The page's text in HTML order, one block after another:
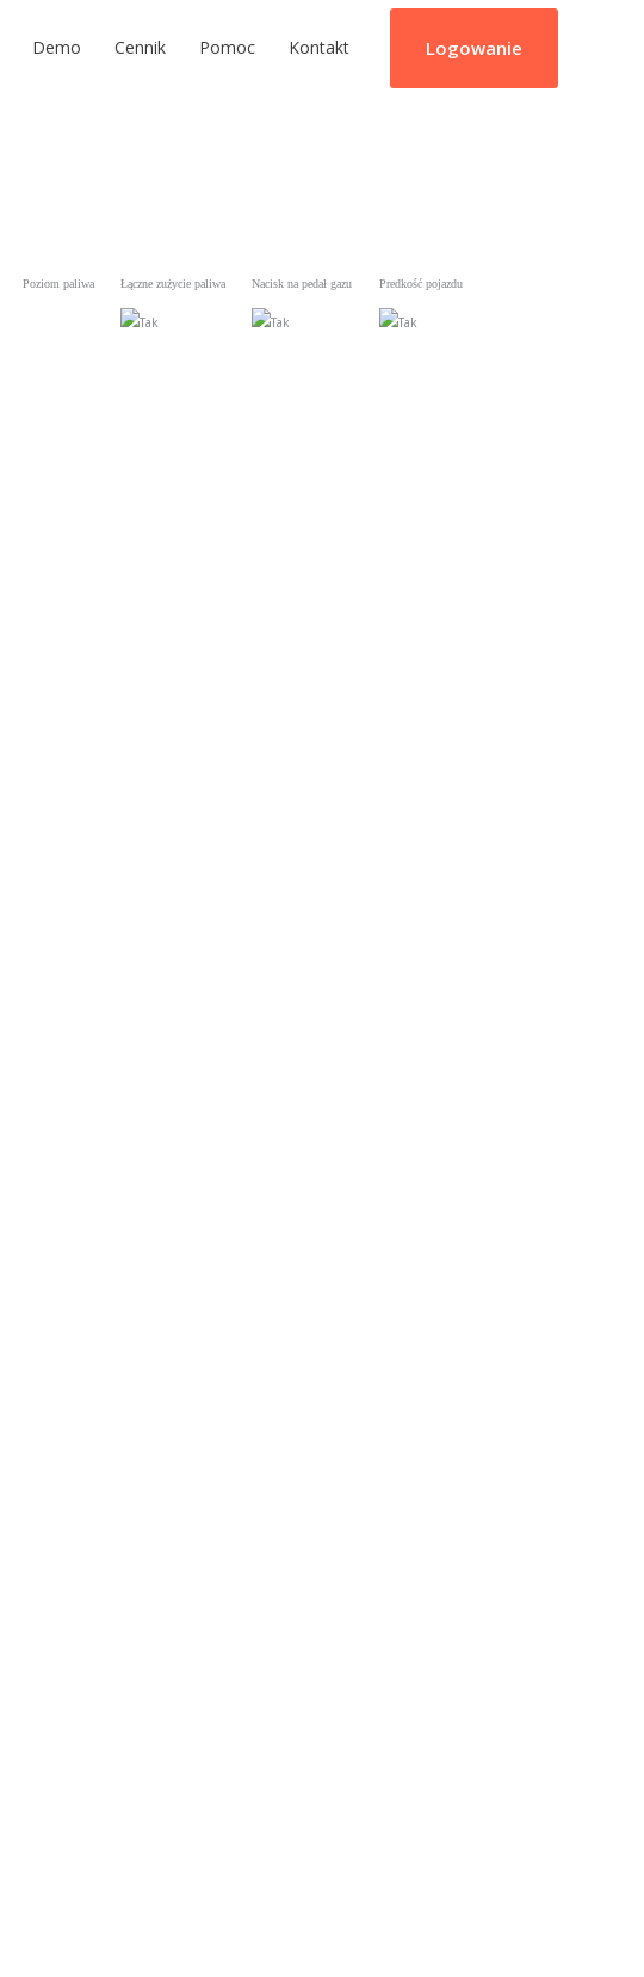
Demo Cennik Pomoc Kontakt Logowanie
Poziom paliwa Łączne zużycie paliwa Nacisk na pedał gazu Predkość pojazdu